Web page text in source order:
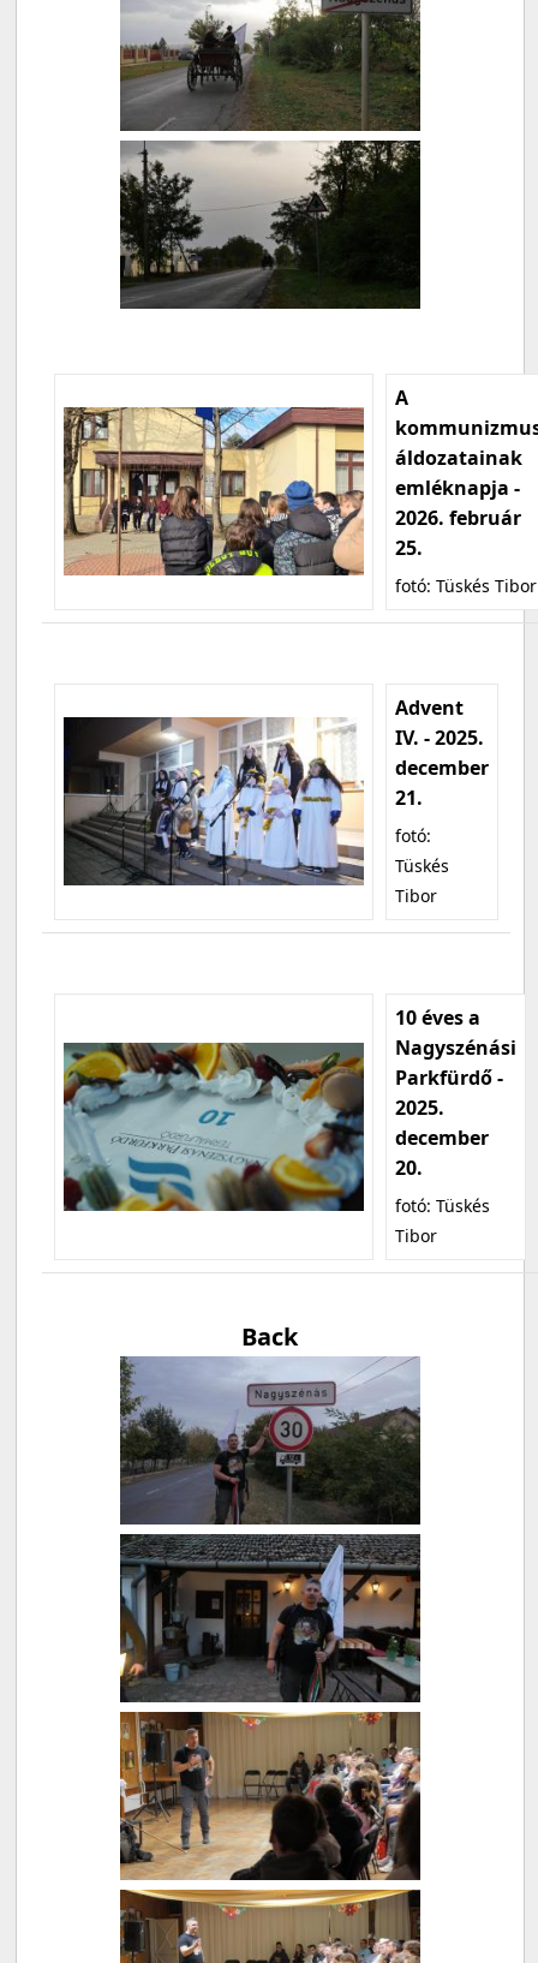
A
áldozatainak
emléknapja -
2026. február
25.
fotó: Tüskés Tibor
Advent
IV. - 2025.
december
21.
fotó:
Tüskés
Tibor
10 éves a
Nagyszénási
Parkfürdő -
2025.
december
20.
fotó: Tüskés
Tibor
Back